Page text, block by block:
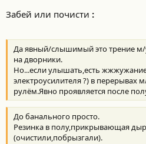
Забей или почисти :
Да явный/слышимый это трение
на дворники.
Но...если улышать,есть
электроусилителя ?) в перерывах
рулём.Явно проявляется после
До банального просто.
Резинка в полу,прикрывающая
(очистили,побрызгали).